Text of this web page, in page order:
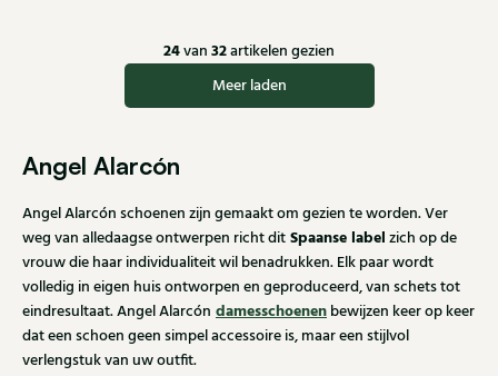
24van 32artikelen gezien
Meer laden
Angel Alarcón
Angel Alarcón schoenen zijn gemaakt om gezien te worden. Ver
weg van alledaagse ontwerpen richt dit Spaanse label zich op de
vrouw die haar individualiteit wil benadrukken. Elk paar wordt
volledig in eigen huis ontworpen en geproduceerd, van schets tot
eindresultaat. Angel Alarcón damesschoenen bewijzen keer op keer
dat een schoen geen simpel accessoire is, maar een stijlvol
verlengstuk van uw outfit.